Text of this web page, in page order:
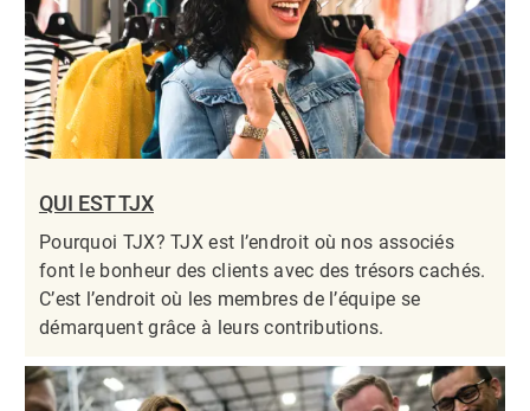
QUI EST TJX
Pourquoi TJX? TJX est l’endroit où nos associés
font le bonheur des clients avec des trésors cachés.
C’est l’endroit où les membres de l’équipe se
démarquent grâce à leurs contributions.​​​​​​​